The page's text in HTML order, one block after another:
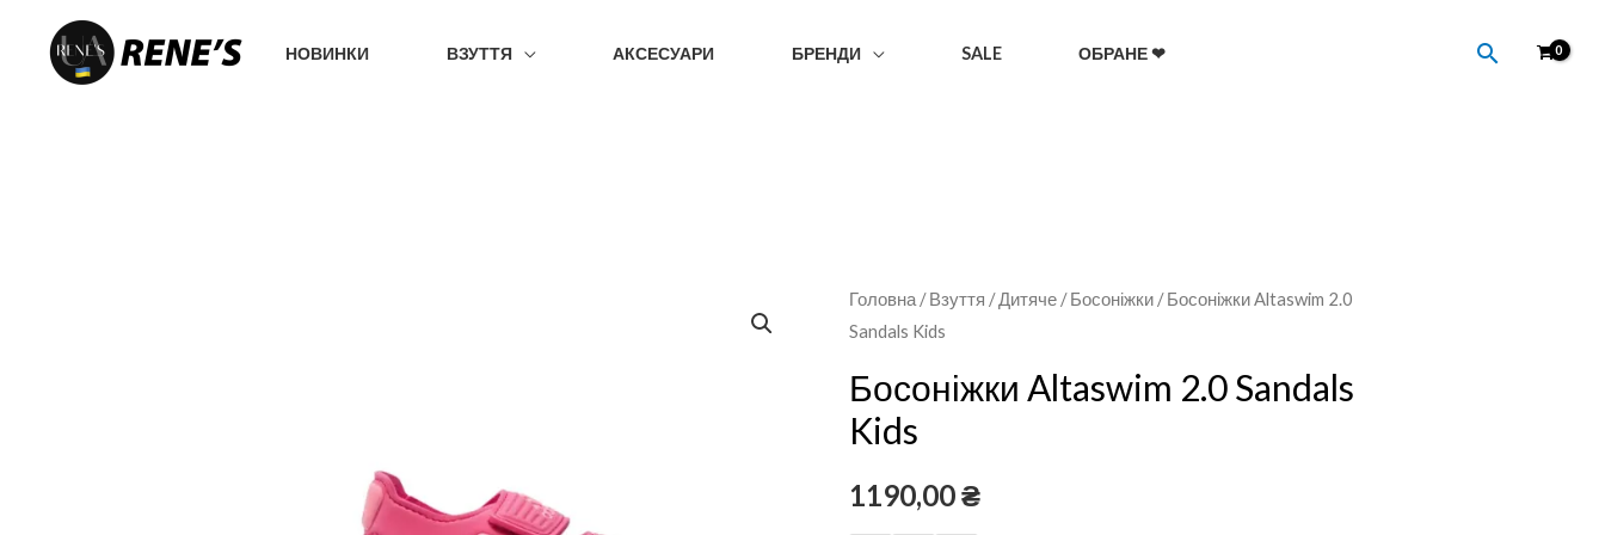
Перейти
НОВИНКИ ВЗУТТЯ АКСЕСУАРИ БРЕНДИ SALE ОБРАНЕ ❤ Пошук
Головна /Взуття /Дитяче /Босоніжки / Босоніжки Altaswim 2.0
Sandals Kids
Босоніжки Altaswim 2.0 Sandals
Kids
1190,00₴